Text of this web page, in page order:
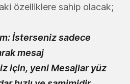
özelliklere sahip olacak;
İsterseniz sadece
mesaj
için, yeni Mesajlar yüz